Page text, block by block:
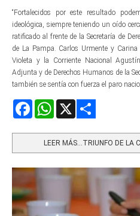
“Fortalecidos por este resultado
ideológica, siempre teniendo un oído
ratificado al frente de la Secretaría de
de La Pampa. Carlos Urmente y
Violeta y la Corriente Nacional
Adjunta y de Derechos Humanos de la
también se sentía con fuerza el paro
FacebookWhatsApp
LEER MÁS…TRIUNFO DE LA